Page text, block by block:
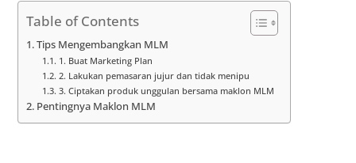
Table of Contents
Tips Mengembangkan MLM
1. Buat Marketing Plan
2. Lakukan pemasaran jujur dan tidak menipu
3. Ciptakan produk unggulan bersama maklon MLM
Pentingnya Maklon MLM